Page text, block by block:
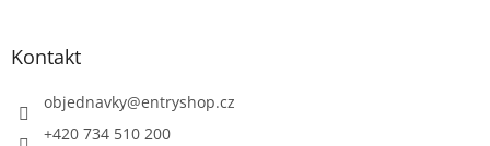
Kontakt
objednavky@entryshop.cz
+420 734 510 200